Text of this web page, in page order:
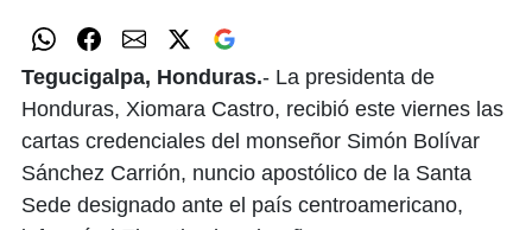
Tegucigalpa, Honduras.- La presidenta de
Honduras, Xiomara Castro, recibió este viernes las
cartas credenciales del monseñor Simón Bolívar
Sánchez Carrión, nuncio apostólico de la Santa
Sede designado ante el país centroamericano,